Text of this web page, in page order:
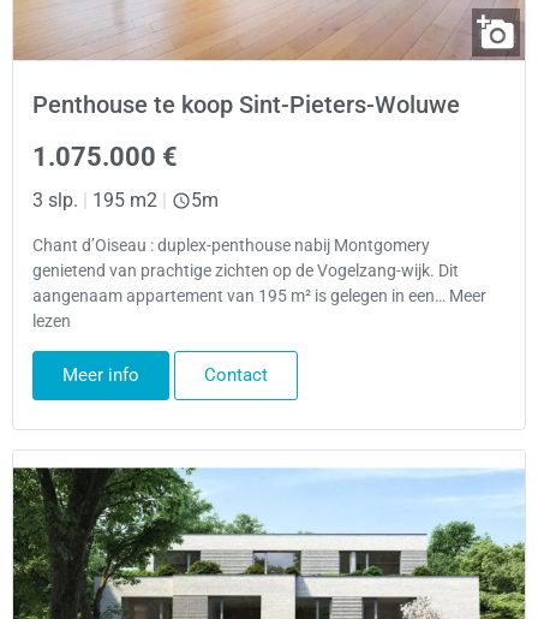
Penthouse te koop Sint-Pieters-Woluwe
1.075.000 €
3 slp. 195 m2 5m
Chant d’Oiseau : duplex-penthouse nabij Montgomery
genietend van prachtige zichten op de Vogelzang-wijk. Dit
aangenaam appartement van 195 m² is gelegen in een… Meer
lezen
Meer info Contact